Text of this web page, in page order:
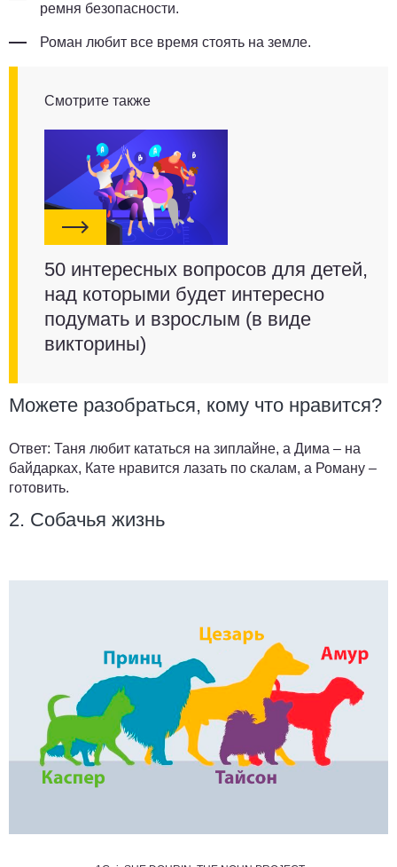
ремня безопасности.
Роман любит все время стоять на земле.
Смотрите также
50 интересных вопросов для детей,
над которыми будет интересно
подумать и взрослым (в виде
викторины)
Можете разобраться, кому что нравится?
Ответ: Таня любит кататься на зиплайне, а Дима – на
байдарках, Кате нравится лазать по скалам, а Роману –
готовить.
2. Собачья жизнь